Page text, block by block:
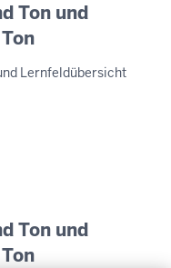
Ton und
Lernfeldübersicht
Ton und